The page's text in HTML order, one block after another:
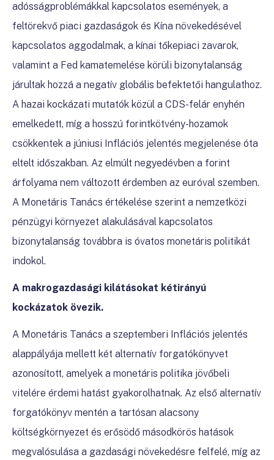
adósságproblémákkal kapcsolatos események, a
feltörekvő piaci gazdaságok és Kína növekedésével
kapcsolatos aggodalmak, a kínai tőkepiaci zavarok,
valamint a Fed kamatemelése körüli bizonytalanság
járultak hozzá a negatív globális befektetői hangulathoz.
A hazai kockázati mutatók közül a CDS-felár enyhén
emelkedett, míg a hosszú forintkötvény-hozamok
csökkentek a júniusi Inflációs jelentés megjelenése óta
eltelt időszakban. Az elmúlt negyedévben a forint
árfolyama nem változott érdemben az euróval szemben.
A Monetáris Tanács értékelése szerint a nemzetközi
pénzügyi környezet alakulásával kapcsolatos
bizonytalanság továbbra is óvatos monetáris politikát
indokol.
A makrogazdasági kilátásokat kétirányú
kockázatok övezik.
A Monetáris Tanács a szeptemberi Inflációs jelentés
alappályája mellett két alternatív forgatókönyvet
azonosított, amelyek a monetáris politika jövőbeli
vitelére érdemi hatást gyakorolhatnak. Az első alternatív
forgatókönyv mentén a tartósan alacsony
költségkörnyezet és erősödő másodkörös hatások
megvalósulása a gazdasági növekedésre felfelé, míg az